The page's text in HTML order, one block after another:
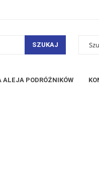
SZUKAJ
ALEJA PODRÓŻNIKÓW